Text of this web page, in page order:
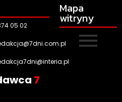
05 02
awca 7
Mapa
witryny